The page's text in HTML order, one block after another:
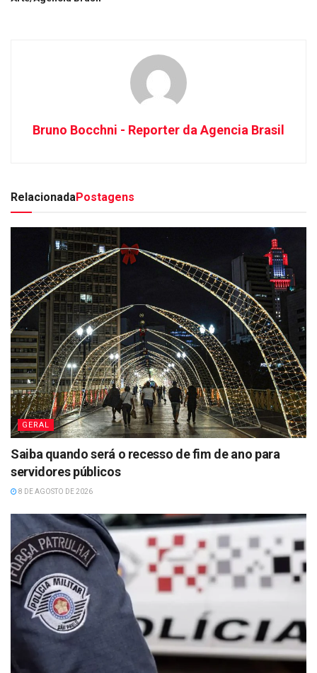
Bruno Bocchni - Reporter da Agencia Brasil
RelacionadaPostagens
GERAL
Saiba quando será o recesso de fim de ano para
servidores públicos
8 DE AGOSTO DE 2026